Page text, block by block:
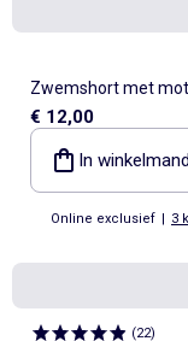
Zwemshort met
€ 12,00
In
Online exclusief | 3
(22)